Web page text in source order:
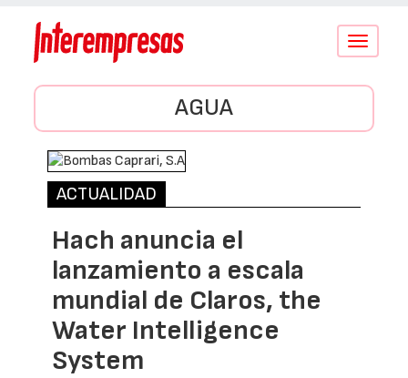
Conmutar
AGUA
ACTUALIDAD
Hach anuncia el
lanzamiento a escala
mundial de Claros, the
Water Intelligence
System